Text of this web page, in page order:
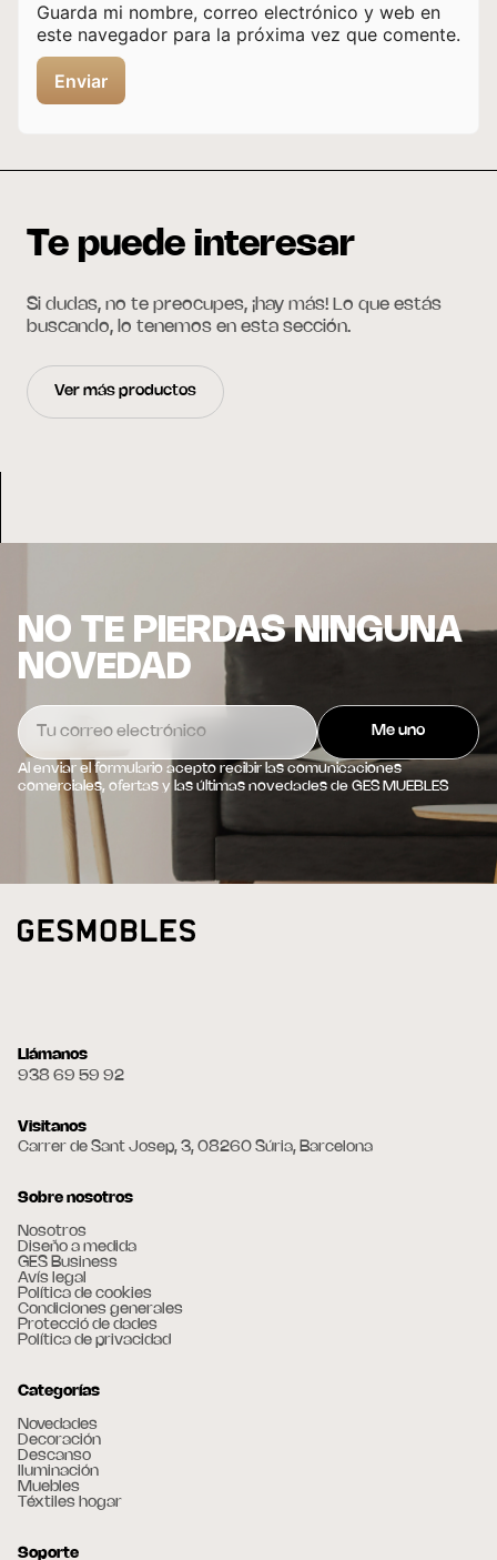
Guarda mi nombre, correo electrónico y web en
este navegador para la próxima vez que comente.
Te puede interesar
Si dudas, no te preocupes, ¡hay más! Lo que estás
buscando, lo tenemos en esta sección.
Ver más productos
NO TE PIERDAS NINGUNA
NOVEDAD
Al enviar el formulario acepto recibir las comunicaciones
comerciales, ofertas y las últimas novedades de GES MUEBLES
Llámanos
938 69 59 92
Visitanos
Carrer de Sant Josep, 3, 08260 Súria, Barcelona
Sobre nosotros
Nosotros
Diseño a medida
GES Business
Avís legal
Política de cookies
Condiciones generales
Protecció de dades
Política de privacidad
Categorías
Novedades
Decoración
Descanso
Iluminación
Muebles
Téxtiles hogar
Soporte